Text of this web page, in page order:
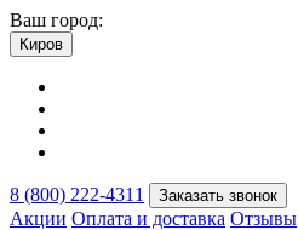
Ваш город:
Киров
8 (800) 222-4311 Заказать звонок
Акции Оплата и доставка Отзывы